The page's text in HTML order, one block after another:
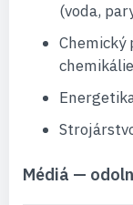
(voda,
chemikálie
Médiá —